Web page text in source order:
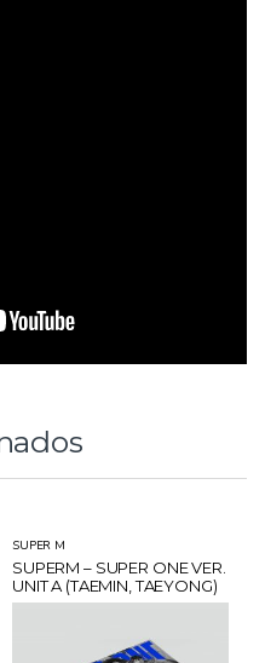
SUPER M
SUPERM – SUPER ONE VER.
UNIT A (TAEMIN, TAEYONG)
+ POSTER